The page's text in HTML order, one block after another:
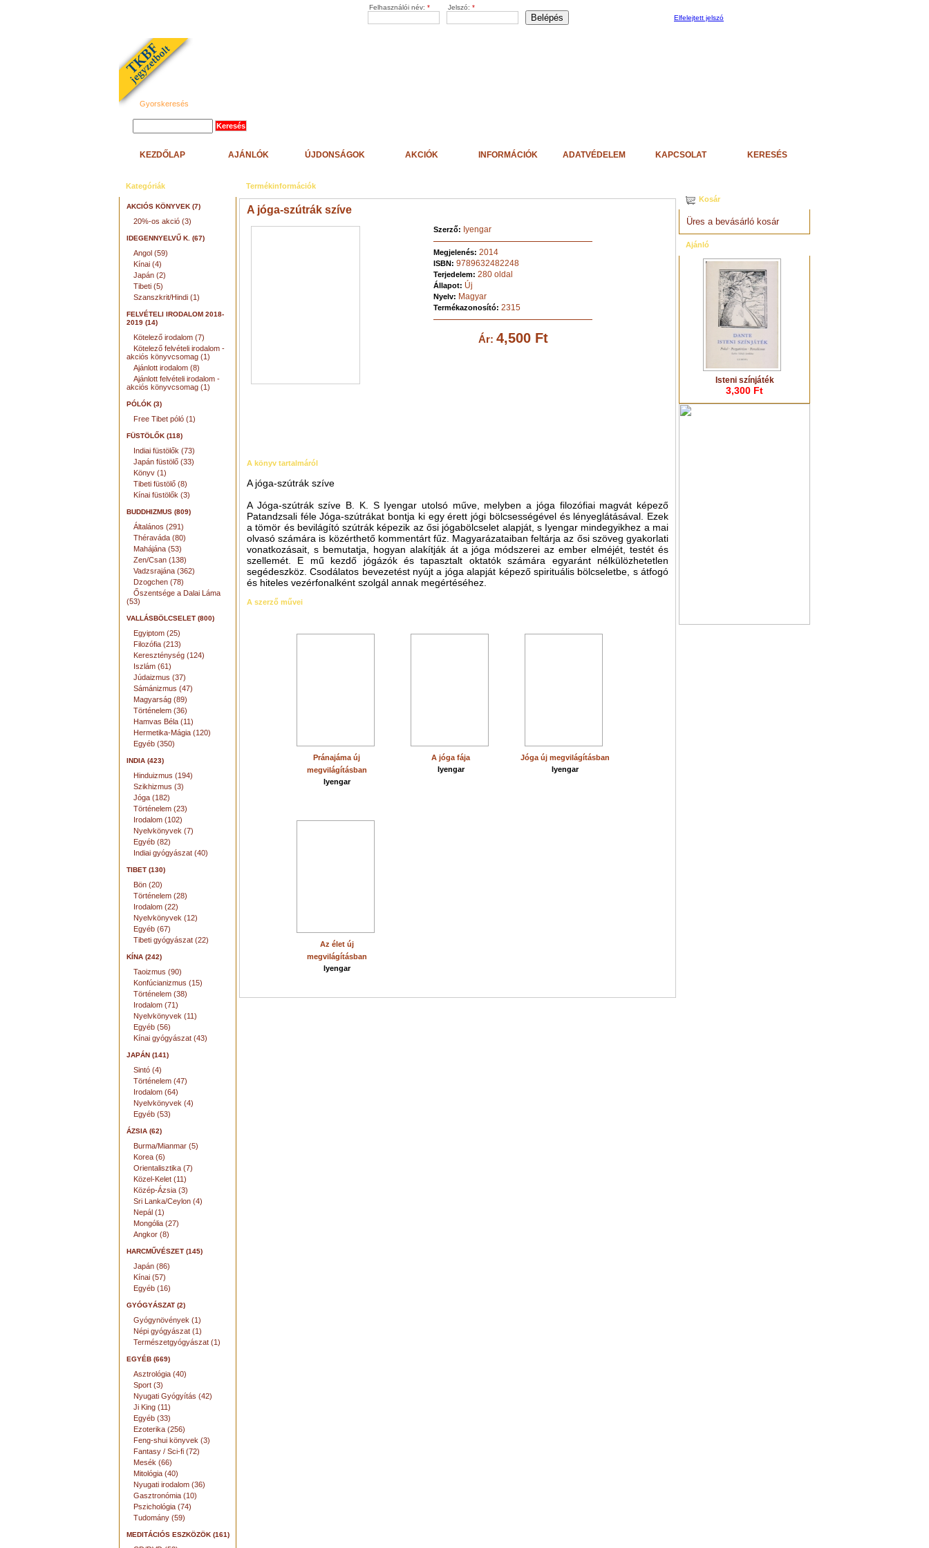
Felhasználói név: * Jelszó: *
Elfelejtett jelszó
Gyorskeresés
KEZDŐLAP AJÁNLÓK ÚJDONSÁGOK AKCIÓK INFORMÁCIÓK ADATVÉDELEM KAPCSOLAT KERESÉS
Kategóriák
AKCIÓS KÖNYVEK (7)
20%-os akció (3)
IDEGENNYELVŰ K. (67)
Angol (59)
Kínai (4)
Japán (2)
Tibeti (5)
Szanszkrit/Hindi (1)
FELVÉTELI IRODALOM 2018-
2019 (14)
Kötelező irodalom (7)
Kötelező felvételi irodalom -
akciós könyvcsomag (1)
Ajánlott irodalom (8)
Ajánlott felvételi irodalom -
akciós könyvcsomag (1)
PÓLÓK (3)
Free Tibet póló (1)
FÜSTÖLŐK (118)
Indiai füstölők (73)
Japán füstölő (33)
Könyv (1)
Tibeti füstölő (8)
Kínai füstölők (3)
BUDDHIZMUS (809)
Általános (291)
Théraváda (80)
Mahájána (53)
Zen/Csan (138)
Vadzsrajána (362)
Dzogchen (78)
Őszentsége a Dalai Láma
(53)
VALLÁSBÖLCSELET (800)
Egyiptom (25)
Filozófia (213)
Kereszténység (124)
Iszlám (61)
Júdaizmus (37)
Sámánizmus (47)
Magyarság (89)
Történelem (36)
Hamvas Béla (11)
Hermetika-Mágia (120)
Egyéb (350)
INDIA (423)
Hinduizmus (194)
Szikhizmus (3)
Jóga (182)
Történelem (23)
Irodalom (102)
Nyelvkönyvek (7)
Egyéb (82)
Indiai gyógyászat (40)
TIBET (130)
Bön (20)
Történelem (28)
Irodalom (22)
Nyelvkönyvek (12)
Egyéb (67)
Tibeti gyógyászat (22)
KÍNA (242)
Taoizmus (90)
Konfúcianizmus (15)
Történelem (38)
Irodalom (71)
Nyelvkönyvek (11)
Egyéb (56)
Kínai gyógyászat (43)
JAPÁN (141)
Sintó (4)
Történelem (47)
Irodalom (64)
Nyelvkönyvek (4)
Egyéb (53)
ÁZSIA (62)
Burma/Mianmar (5)
Korea (6)
Orientalisztika (7)
Közel-Kelet (11)
Közép-Ázsia (3)
Sri Lanka/Ceylon (4)
Nepál (1)
Mongólia (27)
Angkor (8)
HARCMŰVÉSZET (145)
Japán (86)
Kínai (57)
Egyéb (16)
GYÓGYÁSZAT (2)
Gyógynövények (1)
Népi gyógyászat (1)
Természetgyógyászat (1)
EGYÉB (669)
Asztrológia (40)
Sport (3)
Nyugati Gyógyítás (42)
Ji King (11)
Egyéb (33)
Ezoterika (256)
Feng-shui könyvek (3)
Fantasy / Sci-fi (72)
Mesék (66)
Mitológia (40)
Nyugati irodalom (36)
Gasztronómia (10)
Pszichológia (74)
Tudomány (59)
MEDITÁCIÓS ESZKÖZÖK (161)
Kosár
Üres a bevásárló kosár
Ajánló
Isteni színjáték
3,300 Ft
Termékinformációk
A jóga-szútrák szíve
Szerző: Iyengar
Megjelenés: 2014
ISBN: 9789632482248
Terjedelem: 280 oldal
Állapot: Új
Nyelv: Magyar
Termékazonosító: 2315
Ár: 4,500 Ft
A könyv tartalmáról
A jóga-szútrák szíve
A Jóga-szútrák szíve B. K. S Iyengar utolsó műve, melyben a jóga filozófiai magvát képező
Patandzsali féle Jóga-szútrákat bontja ki egy érett jógi bölcsességével és lényeglátásával. Ezek
a tömör és bevilágító szútrák képezik az ősi jógabölcselet alapját, s Iyengar mindegyikhez a mai
olvasó számára is közérthető kommentárt fűz. Magyarázataiban feltárja az ősi szöveg gyakorlati
vonatkozásait, s bemutatja, hogyan alakítják át a jóga módszerei az ember elméjét, testét és
szellemét. E mű kezdő jógázók és tapasztalt oktatók számára egyaránt nélkülözhetetlen
segédeszköz. Csodálatos bevezetést nyújt a jóga alapját képező spirituális bölcseletbe, s átfogó
és hiteles vezérfonalként szolgál annak megértéséhez.
A szerző művei
Pránajáma új
megvilágításban
Iyengar
A jóga fája
Iyengar
Jóga új megvilágításban
Iyengar
Az élet új
megvilágításban
Iyengar